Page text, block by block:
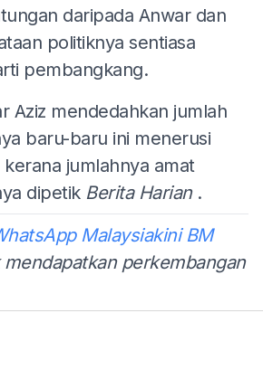
daripada Anwar dan
politiknya sentiasa
pembangkang.
Aziz mendedahkan jumlah
baru-baru ini menerusi
jumlahnya amat
dipetik Berita Harian .
Malaysiakini BM
perkembangan